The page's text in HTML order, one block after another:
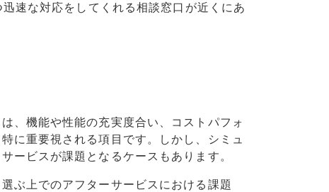
速な対応をしてくれる相談窓口が近くにあ
、機能や性能の充実度合い、コストパフォ
に重要視される項目です。しかし、シミュ
ービスが課題となるケースもあります。
ぶ上でのアフターサービスにおける課題